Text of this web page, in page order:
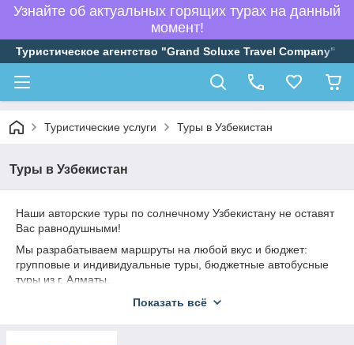
Узнайте об актуальных горящих турах на данный
момент!
Туристическое агентство "Grand Soluxe Travel Company"
Туристические услуги Туры в Узбекистан
Туры в Узбекистан
Наши авторские туры по солнечному Узбекистану не оставят
Вас равнодушными!
Мы разрабатываем маршруты на любой вкус и бюджет:
групповые и индивидуальные туры, бюджетные автобусные
туры из г. Алматы.
К вашим услугам профессиональные гиды - экскурсоводы.
Показать всё